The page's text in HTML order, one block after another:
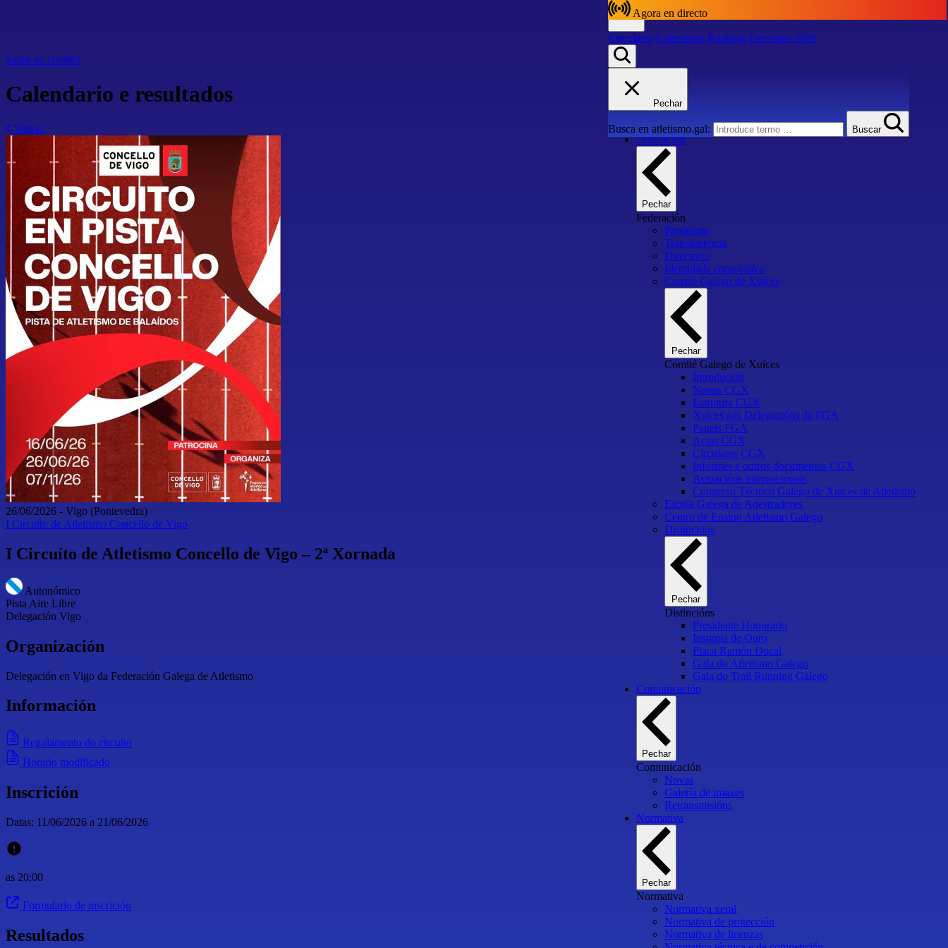
Saltar ao contido
Circulares Calendario Ranking Eleccións 2026
Pechar
Busca en atletismo.gal: Buscar
Calendario
Inicio
Federación
Pechar
Federación
Presidente
Transparencia
Directorio
Identidade corporativa
Comité Galego de Xuíces
Pechar
Comité Galego de Xuíces
Introdución
Novas CGX
Estrutura CGX
Xuíces nas Delegacións da FGA
Paneis FGA
Actas CGX
Circulares CGX
Informes e outros documentos CGX
Actuacións internacionais
Congreso Técnico Galego de Xuíces de Atletismo
Escola Galega de Adestradores
Centro de Ensino Atletismo Galego
Distincións
Pechar
Distincións
Presidente Honorario
Insignia de Ouro
Placa Ramón Docal
Gala do Atletismo Galego
Gala do Trail Running Galego
Comunicación
Pechar
Comunicación
Novas
Galería de imaxes
Retransmisións
Normativa
Pechar
Normativa
Normativa xeral
Normativa de protección
Normativa de licenzas
Agora en directo
Calendario e resultados
Volver
26/06/2026 - Vigo (Pontevedra)
I Circuíto de Atletismo Concello de Vigo
I Circuíto de Atletismo Concello de Vigo – 2ª Xornada
Autonómico
Pista Aire Libre
Delegación Vigo
Organización
Delegación en Vigo da Federación Galega de Atletismo
Información
Regulamento do circuíto
Horario modificado
Inscrición
Datas: 11/06/2026 a 21/06/2026
as 20:00
Formulario de inscrición
Resultados